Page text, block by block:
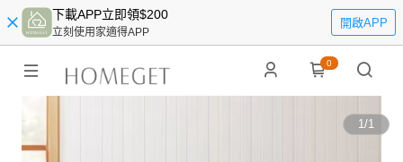
下載APP立即領$200
立刻使用家適得APP
開啟APP
0
1/1